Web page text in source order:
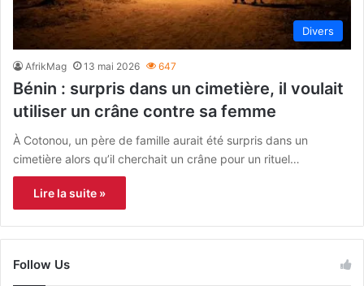
Divers
AfrikMag 13 mai 2026 647
Bénin : surpris dans un cimetière, il voulait
utiliser un crâne contre sa femme
À Cotonou, un père de famille aurait été surpris dans un
cimetière alors qu’il cherchait un crâne pour un rituel…
Lire la suite »
Follow Us